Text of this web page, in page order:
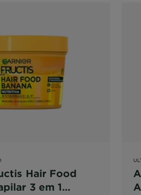
Hair Food
3 em 1